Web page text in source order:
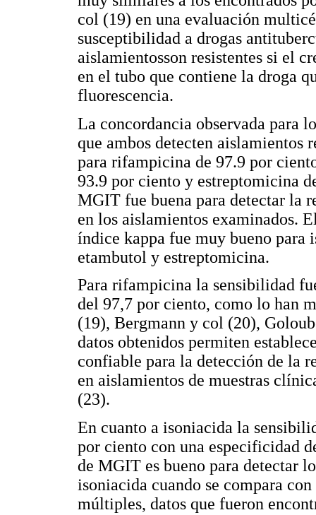
col (19) en una evaluación
susceptibilidad a drogas
aislamientosson resistentes si el
en el tubo que contiene la droga
fluorescencia.
La concordancia observada para
que ambos detecten aislamientos
para rifampicina de 97.9 por
93.9 por ciento y estreptomicina
MGIT fue buena para detectar la
en los aislamientos examinados.
índice kappa fue muy bueno
etambutol y estreptomicina.
Para rifampicina la sensibilidad
del 97,7 por ciento, como lo han
(19), Bergmann y col (20),
datos obtenidos permiten
confiable para la detección de la
en aislamientos de muestras
(23).
En cuanto a isoniacida la
por ciento con una especificidad
de MGIT es bueno para detectar
isoniacida cuando se compara
múltiples, datos que fueron